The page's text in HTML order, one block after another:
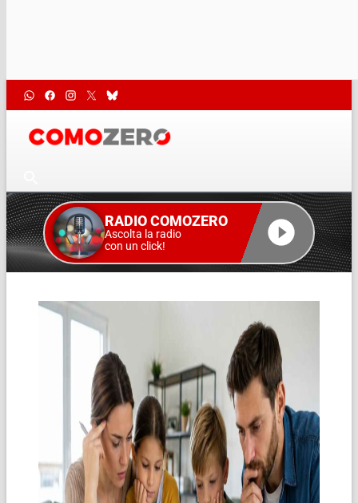
RADIO COMOZERO
Ascolta la radio
con un click!